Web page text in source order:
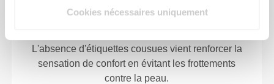
Cookies nécessaires uniquement
avons opté pour une approche qui laisse une réelle
L'absence d'étiquettes cousues vient renforcer la
sensation de confort en évitant les frottements
contre la peau.